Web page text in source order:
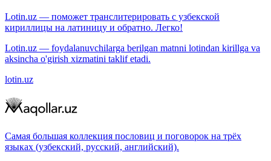
Lotin.uz — поможет транслитерировать с узбекской
кириллицы на латиницу и обратно. Легко!
Lotin.uz — foydalanuvchilarga berilgan matnni lotindan kirillga va
aksincha o'girish xizmatini taklif etadi.
lotin.uz
Самая большая коллекция пословиц и поговорок на трёх
языках (узбекский, русский, английский).